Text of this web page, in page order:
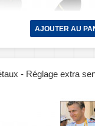
AJOUTER AU
- Réglage extra